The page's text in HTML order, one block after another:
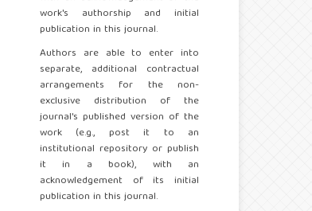
work's authorship and initial
publication in this journal.
Authors are able to enter into
separate, additional contractual
arrangements for the non-
exclusive distribution of the
journal's published version of the
work (e.g., post it to an
institutional repository or publish
it in a book), with an
acknowledgement of its initial
publication in this journal.